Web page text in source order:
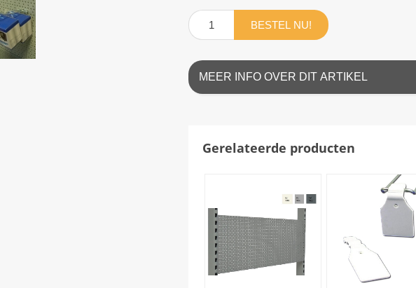
BESTEL NU!
MEER INFO OVER DIT ARTIKEL
Gerelateerde producten